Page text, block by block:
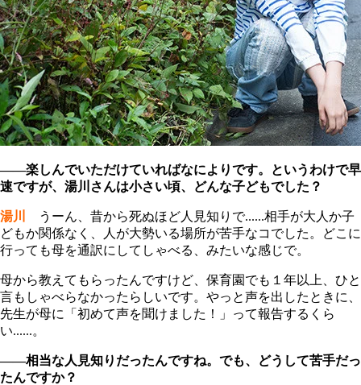
――楽しんでいただけていればなによりです。というわけで早
速ですが、湯川さんは小さい頃、どんな子どもでした？
湯川
うーん、昔から死ぬほど人見知りで......相手が大人か子
どもか関係なく、人が大勢いる場所が苦手なコでした。どこに
行っても母を通訳にしてしゃべる、みたいな感じで。
母から教えてもらったんですけど、保育園でも１年以上、ひと
言もしゃべらなかったらしいです。やっと声を出したときに、
先生が母に「初めて声を聞けました！」って報告するくら
い......。
――相当な人見知りだったんですね。でも、どうして苦手だっ
たんですか？